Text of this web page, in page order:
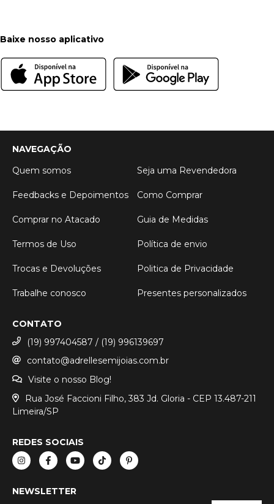
Baixe nosso aplicativo
NAVEGAÇÃO
Quem somos
Seja uma Revendedora
Feedbacks e Depoimentos Como Comprar
Comprar no Atacado Guia de Medidas
Termos de Uso Política de envio
Trocas e Devoluções Politica de Privacidade
Trabalhe conosco Presentes personalizados
CONTATO
(19) 997404587 / (19) 996139697
contato@adrellesemijoias.com.br
Visite o nosso Blog!
Rua José Faccioni Filho, 383 Jd. Gloria - CEP 13.487-211
Limeira/SP
REDES SOCIAIS
NEWSLETTER